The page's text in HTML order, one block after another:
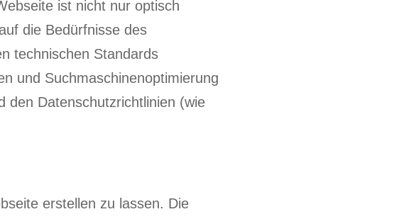
ist nicht nur optisch
die Bedürfnisse des
technischen Standards
und Suchmaschinenoptimierung
den Datenschutzrichtlinien (wie
erstellen zu lassen. Die